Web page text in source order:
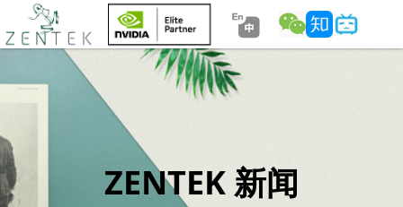
ZENTEK 新闻